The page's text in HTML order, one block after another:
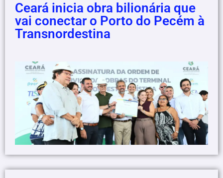
Ceará inicia obra bilionária que
vai conectar o Porto do Pecém à
Transnordestina